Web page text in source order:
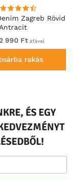
Zagreb Rövid
990 Ft áfával
rakás
ÉS EGY